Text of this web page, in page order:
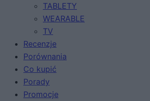
TABLETY
WEARABLE
TV
Recenzje
Porównania
Co kupić
Porady
Promocje